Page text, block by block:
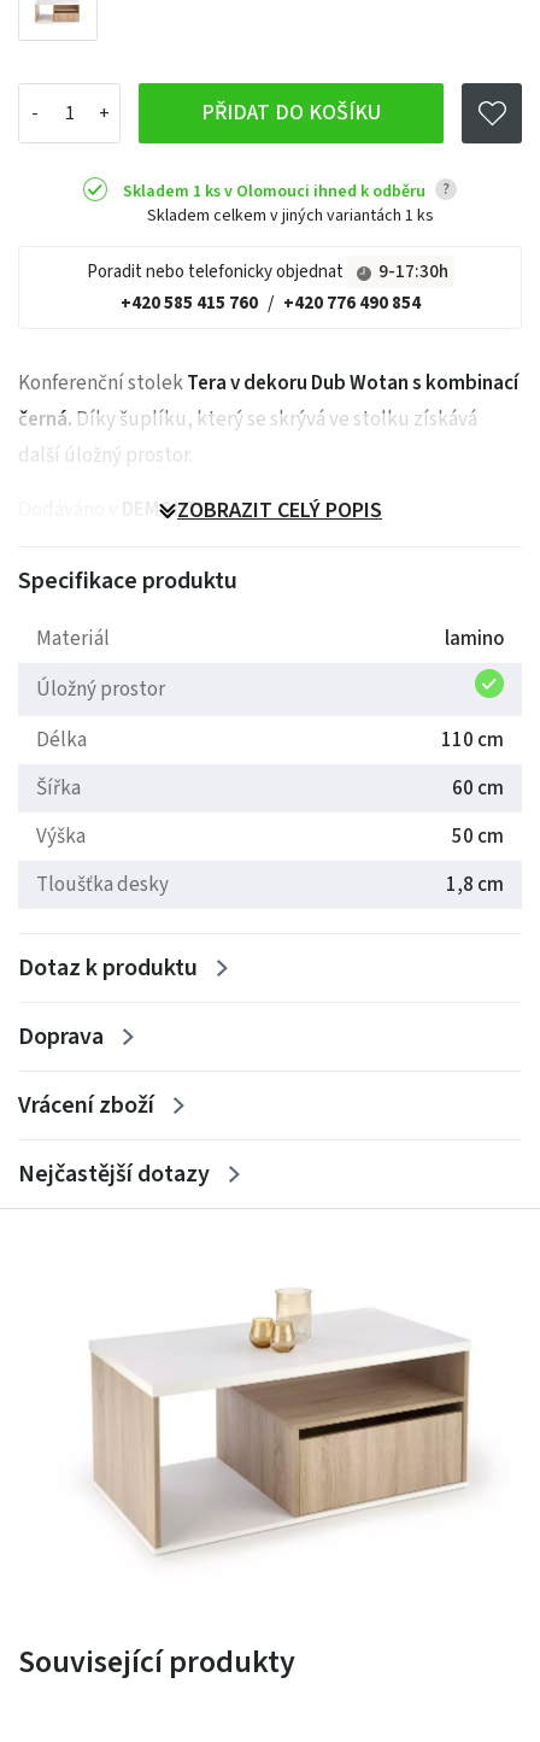
PŘIDAT DO KOŠÍKU
Skladem 1 ks v Olomouci ihned k odběru ?
Skladem celkem v jiných variantách 1 ks
Poradit nebo telefonicky objednat
9-17:30h
+420 585 415 760 / +420 776 490 854
Konferenční stolekTera v dekoru Dub Wotan s kombinací
černá. Díky šuplíku, který se skrývá ve stolku získává
další úložný prostor.
DEMONTU.ZOBRAZIT CELÝ POPIS
Specifikace produktu
Materiál
lamino
Úložný prostor
Délka
110 cm
Šířka
60 cm
Výška
50 cm
Tloušťka desky
1,8 cm
Dotaz k produktu
Doprava
Vrácení zboží
Nejčastější dotazy
Související produkty